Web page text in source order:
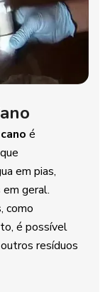
é
em pias,
geral.
como
é possível
resíduos